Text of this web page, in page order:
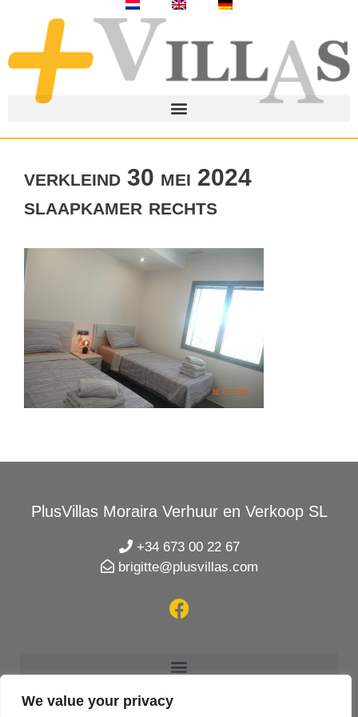
We value your privacy
verkleind 30 mei 2024
slaapkamer rechts
PlusVillas Moraira Verhuur en Verkoop SL
+34 673 00 22 67
brigitte@plusvillas.com